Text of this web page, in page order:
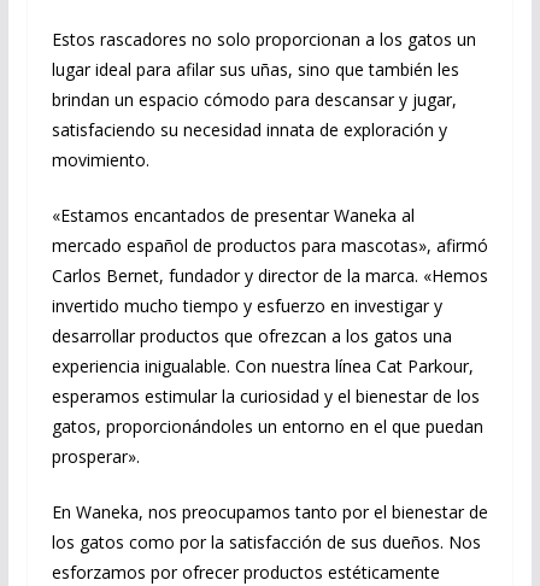
Estos rascadores no solo proporcionan a los gatos un
lugar ideal para afilar sus uñas, sino que también les
brindan un espacio cómodo para descansar y jugar,
satisfaciendo su necesidad innata de exploración y
movimiento.
«Estamos encantados de presentar Waneka al
mercado español de productos para mascotas», afirmó
Carlos Bernet, fundador y director de la marca. «Hemos
invertido mucho tiempo y esfuerzo en investigar y
desarrollar productos que ofrezcan a los gatos una
experiencia inigualable. Con nuestra línea Cat Parkour,
esperamos estimular la curiosidad y el bienestar de los
gatos, proporcionándoles un entorno en el que puedan
prosperar».
En Waneka, nos preocupamos tanto por el bienestar de
los gatos como por la satisfacción de sus dueños. Nos
esforzamos por ofrecer productos estéticamente